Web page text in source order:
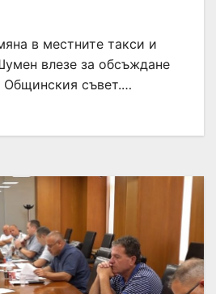
в местните такси и
влезе за обсъждане
съвет.…